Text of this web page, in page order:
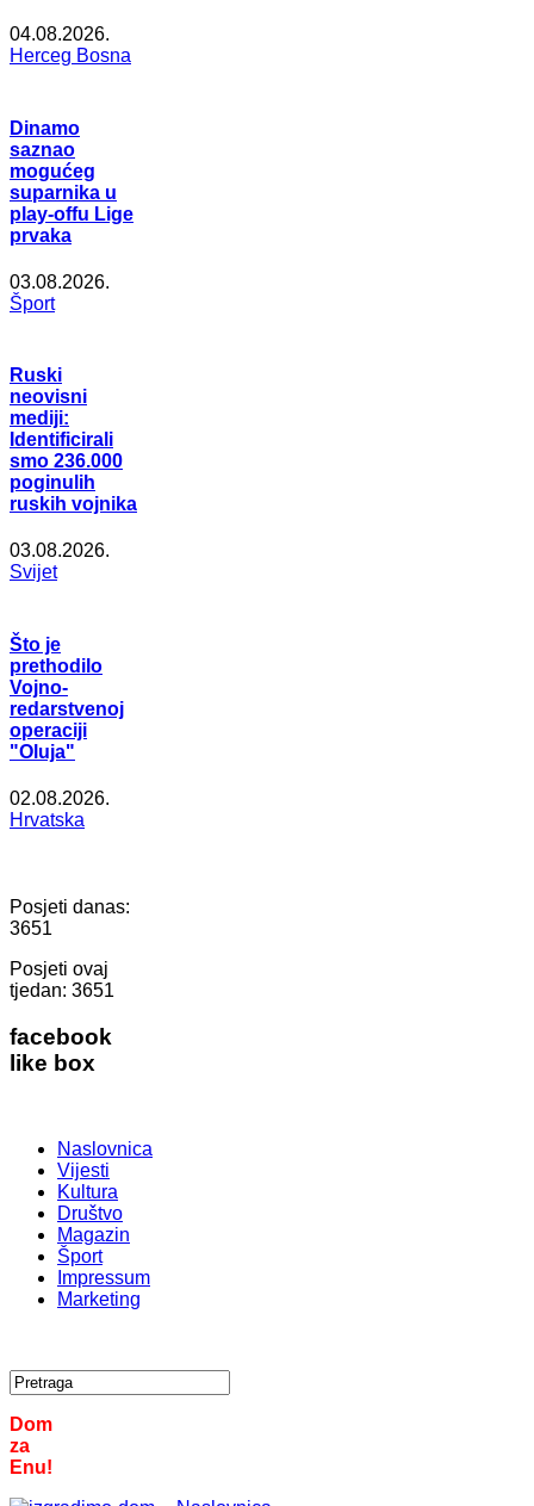
04.08.2026.
Herceg Bosna
Dinamo
saznao
mogućeg
suparnika u
play-offu Lige
prvaka
03.08.2026.
Šport
Ruski
neovisni
mediji:
Identificirali
smo 236.000
poginulih
ruskih vojnika
03.08.2026.
Svijet
Što je
prethodilo
Vojno-
redarstvenoj
operaciji
"Oluja"
02.08.2026.
Hrvatska
Posjeti danas:
3651
Posjeti ovaj
tjedan: 3651
facebook
like box
Naslovnica
Vijesti
Kultura
Društvo
Magazin
Šport
Impressum
Marketing
Dom
za
Enu!